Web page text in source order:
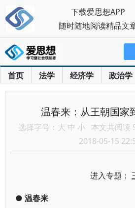
首页 法学 经济学 政治学
温春来：从王朝国家
选择字号： 大 中 小 本文共阅读
2018-05-15
进入专题：
● 温春来
下载爱思想APP
随时随地阅读精品文